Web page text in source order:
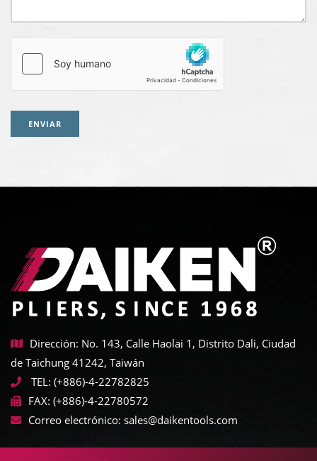
ENVIAR
Dirección: No. 143, Calle Haolai 1, Distrito Dali, Ciudad
de Taichung 41242, Taiwán
TEL: (+886)-4-22782825
FAX: (+886)-4-22780572
Correo electrónico: sales@daikentools.com